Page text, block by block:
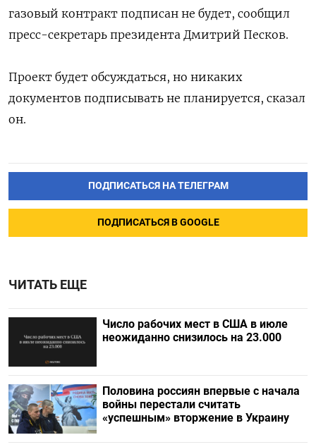
газовый контракт подписан не будет, сообщил
пресс-секретарь президента Дмитрий Песков.
Проект будет обсуждаться, но никаких
документов подписывать не планируется, сказал
он.
ПОДПИСАТЬСЯ НА ТЕЛЕГРАМ
ПОДПИСАТЬСЯ В GOOGLE
ЧИТАТЬ ЕЩЕ
Число рабочих мест в США в июле
неожиданно снизилось на 23.000
Половина россиян впервые с начала
войны перестали считать
«успешным» вторжение в Украину